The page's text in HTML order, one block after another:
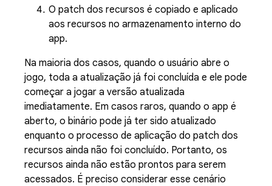
O patch dos recursos é copiado e aplicado
aos recursos no armazenamento interno do
app.
Na maioria dos casos, quando o usuário abre o
jogo, toda a atualização já foi concluída e ele pode
começar a jogar a versão atualizada
imediatamente. Em casos raros, quando o app é
aberto, o binário pode já ter sido atualizado
enquanto o processo de aplicação do patch dos
recursos ainda não foi concluído. Portanto, os
recursos ainda não estão prontos para serem
acessados. É preciso considerar esse cenário